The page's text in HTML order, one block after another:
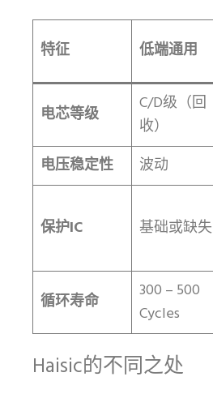
特征 低端通用
电芯等级
C/D级（回
收）
电压稳定性
波动
保护IC 基础或缺失
循环寿命
300 – 500
Cycles
Haisic的不同之处